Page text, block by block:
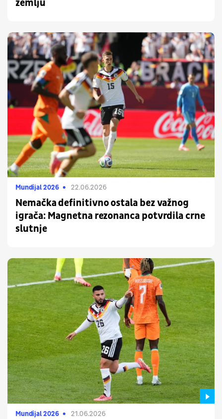
zemlju
Mundijal 2026 22.06.2026
Nemačka definitivno ostala bez važnog
igrača: Magnetna rezonanca potvrdila crne
slutnje
Mundijal 2026 21.06.2026